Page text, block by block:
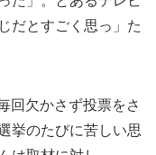
だとすごく思っ」た
回欠かさず投票をさ
挙のたびに苦しい思